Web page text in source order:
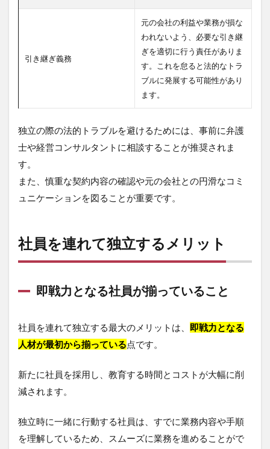
引き継ぎ義務
元の会社の利益や業務が損な
われないよう、必要な引き継
ぎを適切に行う責任がありま
す。これを怠ると法的なトラ
ブルに発展する可能性があり
ます。
独立の際の法的トラブルを避けるためには、事前に弁護
士や経営コンサルタントに相談することが推奨されま
す。
また、慎重な契約内容の確認や元の会社との円滑なコミ
ュニケーションを図ることが重要です。
社員を連れて独立するメリット
即戦力となる社員が揃っていること
社員を連れて独立する最大のメリットは、 即戦力となる
人材が最初から揃っている点です。
新たに社員を採用し、教育する時間とコストが大幅に削
減されます。
独立時に一緒に行動する社員は、すでに業務内容や手順
を理解しているため、スムーズに業務を進めることがで